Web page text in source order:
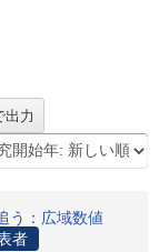
う：広域数値
者